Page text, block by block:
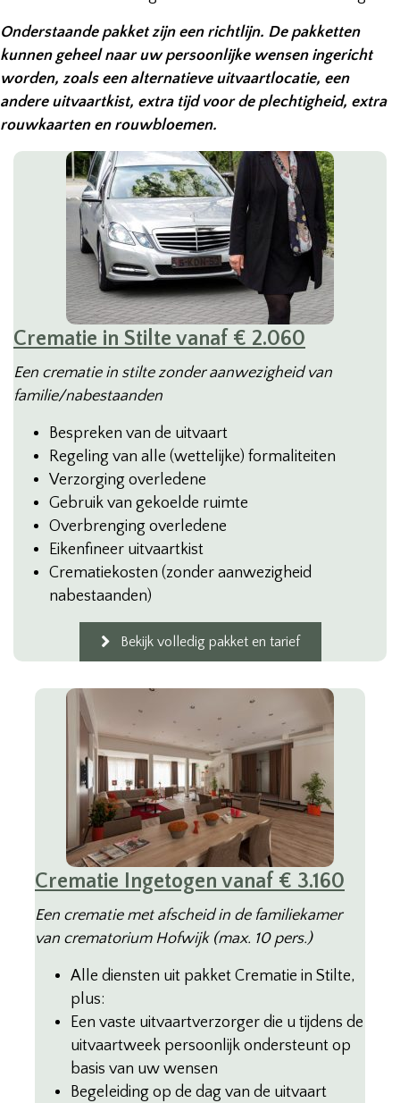
Onderstaande pakket zijn een richtlijn. De pakketten
kunnen geheel naar uw persoonlijke wensen ingericht
worden, zoals een alternatieve uitvaartlocatie, een
andere uitvaartkist, extra tijd voor de plechtigheid, extra
rouwkaarten en rouwbloemen.
Crematie in Stilte vanaf € 2.060
Een crematie in stilte zonder aanwezigheid van
familie/nabestaanden
Bespreken van de uitvaart
Regeling van alle (wettelijke) formaliteiten
Verzorging overledene
Gebruik van gekoelde ruimte
Overbrenging overledene
Eikenfineer uitvaartkist
Crematiekosten (zonder aanwezigheid
nabestaanden)
Bekijk volledig pakket en tarief
Crematie Ingetogen vanaf € 3.160
Een crematie met afscheid in de familiekamer
van crematorium Hofwijk (max. 10 pers.)
Alle diensten uit pakket Crematie in Stilte,
plus:
Een vaste uitvaartverzorger die u tijdens de
uitvaartweek persoonlijk ondersteunt op
basis van uw wensen
Begeleiding op de dag van de uitvaart